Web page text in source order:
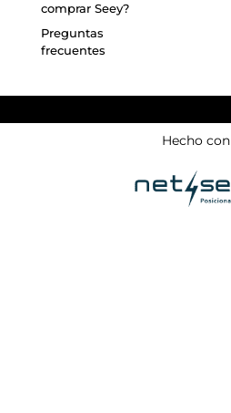
comprar Seey?
Preguntas
frecuentes
Hecho con